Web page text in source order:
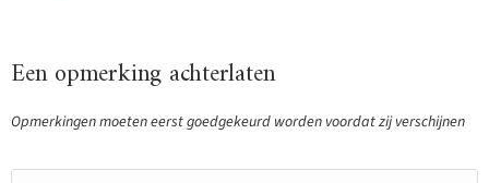
Een opmerking achterlaten
Opmerkingen moeten eerst goedgekeurd worden voordat zij verschijnen